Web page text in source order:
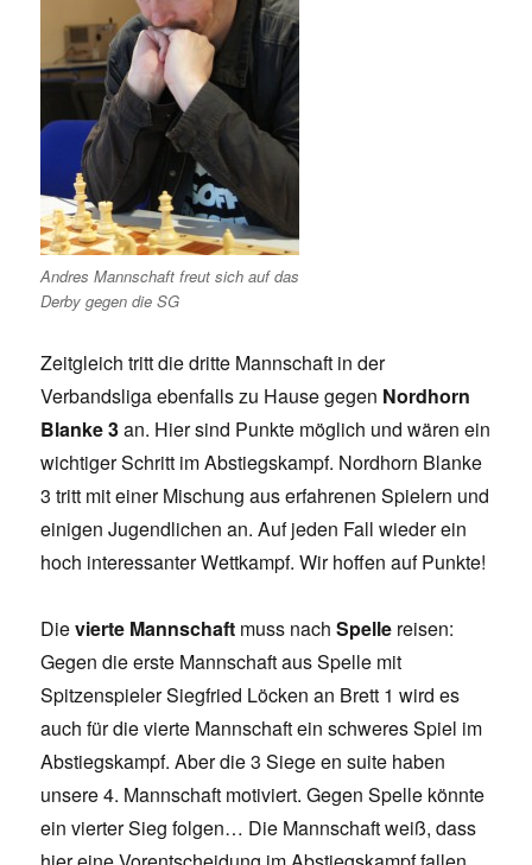
Andres Mannschaft freut sich auf das
Derby gegen die SG
Zeitgleich tritt die dritte Mannschaft in der
Verbandsliga ebenfalls zu Hause gegen Nordhorn
Blanke 3an. Hier sind Punkte möglich und wären ein
wichtiger Schritt im Abstiegskampf. Nordhorn Blanke
3 tritt mit einer Mischung aus erfahrenen Spielern und
einigen Jugendlichen an. Auf jeden Fall wieder ein
hoch interessanter Wettkampf. Wir hoffen auf Punkte!
Dievierte Mannschaft muss nachSpelle reisen:
Gegen die erste Mannschaft aus Spelle mit
Spitzenspieler Siegfried Löcken an Brett 1 wird es
auch für die vierte Mannschaft ein schweres Spiel im
Abstiegskampf. Aber die 3 Siege en suite haben
unsere 4. Mannschaft motiviert. Gegen Spelle könnte
ein vierter Sieg folgen… Die Mannschaft weiß, dass